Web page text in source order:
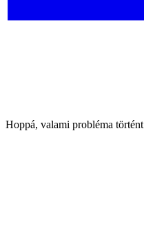
Hoppá, valami probléma történt